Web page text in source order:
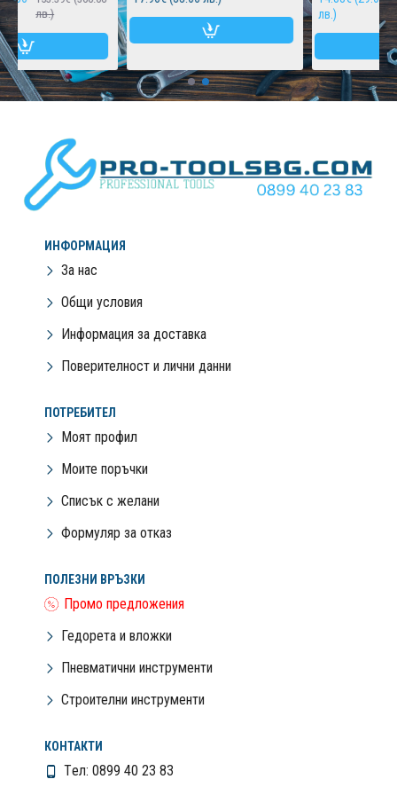
лв.)
лв.)
ИНФОРМАЦИЯ
За нас
Общи условия
Информация за доставка
Поверителност и лични данни
ПОТРЕБИТЕЛ
Моят профил
Моите поръчки
Списък с желани
Формуляр за отказ
ПОЛЕЗНИ ВРЪЗКИ
Промо предложения
Гедорета и вложки
Пневматични инструменти
Строителни инструменти
КОНТАКТИ
Tел: 0899 40 23 83